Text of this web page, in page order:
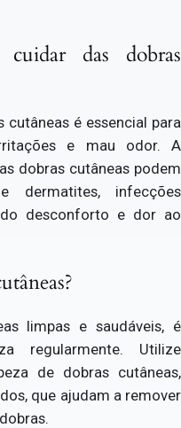
das dobras
é essencial para
e mau odor. A
dobras cutâneas podem
dermatites, infecções
desconforto e dor ao
limpas e saudáveis, é
regularmente. Utilize
de dobras cutâneas,
que ajudam a remover